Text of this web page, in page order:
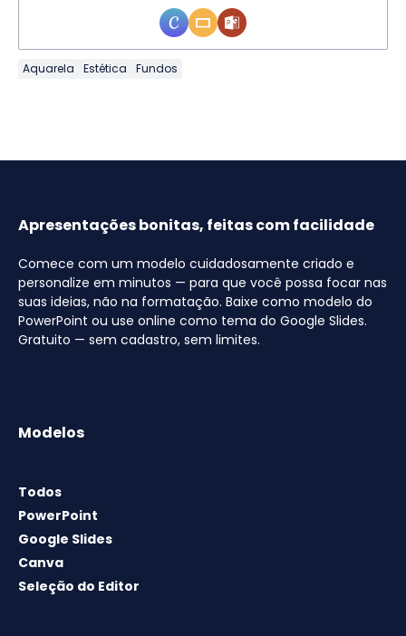
Aquarela Estética Fundos
Apresentações bonitas, feitas com facilidade
Comece com um modelo cuidadosamente criado e
personalize em minutos — para que você possa focar nas
suas ideias, não na formatação. Baixe como modelo do
PowerPoint ou use online como tema do Google Slides.
Gratuito — sem cadastro, sem limites.
Modelos
Todos
PowerPoint
Google Slides
Canva
Seleção do Editor